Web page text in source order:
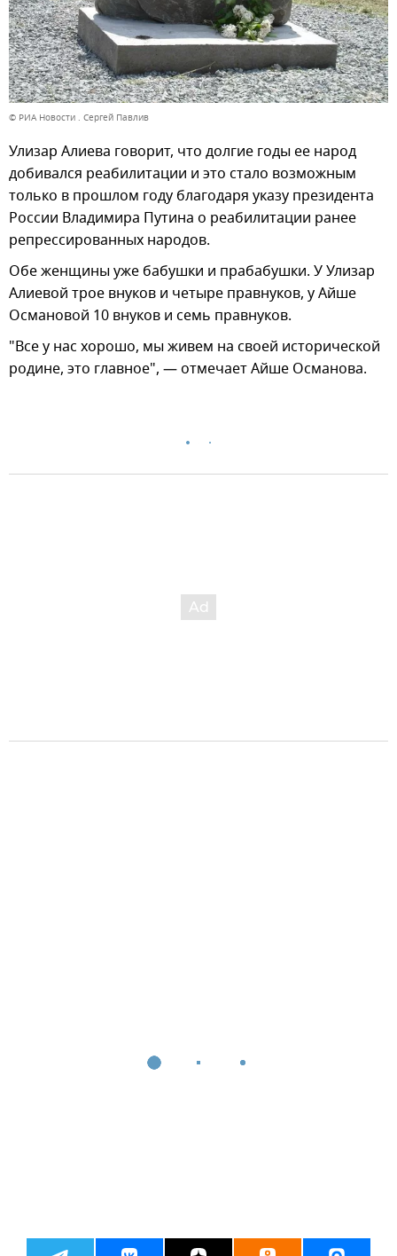
© РИА Новости . Сергей Павлив
Улизар Алиева говорит, что долгие годы ее народ
добивался реабилитации и это стало возможным
только в прошлом году благодаря указу президента
России Владимира Путина о реабилитации ранее
репрессированных народов.
Обе женщины уже бабушки и прабабушки. У Улизар
Алиевой трое внуков и четыре правнуков, у Айше
Османовой 10 внуков и семь правнуков.
"Все у нас хорошо, мы живем на своей исторической
родине, это главное", — отмечает Айше Османова.